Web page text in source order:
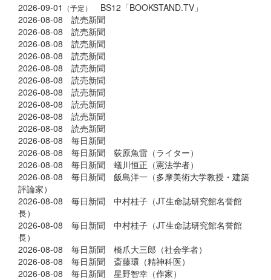
2026-09-01 （予定）
BS12「BOOKSTAND.TV」
2026-08-08 読売新聞
2026-08-08 読売新聞
2026-08-08 読売新聞
2026-08-08 読売新聞
2026-08-08 読売新聞
2026-08-08 読売新聞
2026-08-08 読売新聞
2026-08-08 読売新聞
2026-08-08 読売新聞
2026-08-08 読売新聞
2026-08-08 毎日新聞
2026-08-08 毎日新聞 荻原魚雷（ライター）
2026-08-08 毎日新聞 蟻川恒正（憲法学者）
2026-08-08 毎日新聞 飯島洋一（多摩美術大学教授・建築
評論家）
2026-08-08 毎日新聞 中村桂子（JT生命誌研究館名誉館
長）
2026-08-08 毎日新聞 中村桂子（JT生命誌研究館名誉館
長）
2026-08-08 毎日新聞 橋爪大三郎（社会学者）
2026-08-08 毎日新聞 斎藤環（精神科医）
2026-08-08 毎日新聞 星野智幸（作家）